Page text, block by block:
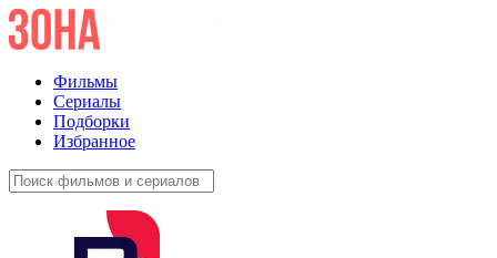
Фильмы
Сериалы
Подборки
Избранное